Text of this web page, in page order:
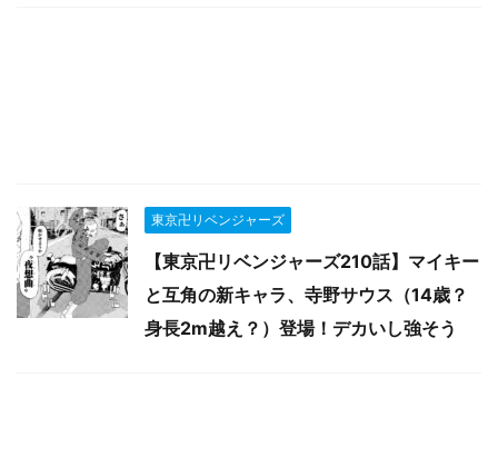
東京卍リベンジャーズ
【東京卍リベンジャーズ210話】マイキー
と互角の新キャラ、寺野サウス（14歳？
身長2m越え？）登場！デカいし強そう